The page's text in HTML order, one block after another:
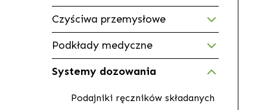
Czyściwa przemysłowe
Podkłady medyczne
Systemy dozowania
Podajniki ręczników składanych